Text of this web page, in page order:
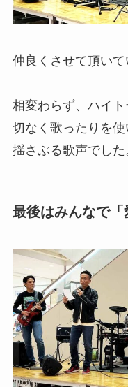
仲良くさせて頂いて
相変わらず、ハイト
切なく歌ったりを
揺さぶる歌声でした
最後はみんなで「